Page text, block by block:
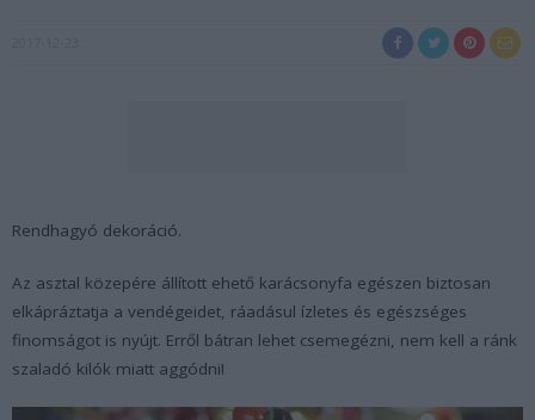
Rendhagyó dekoráció.
Az asztal közepére állított ehető karácsonyfa egészen biztosan
elkápráztatja a vendégeidet, ráadásul ízletes és egészséges
finomságot is nyújt. Erről bátran lehet csemegézni, nem kell a ránk
szaladó kilók miatt aggódni!